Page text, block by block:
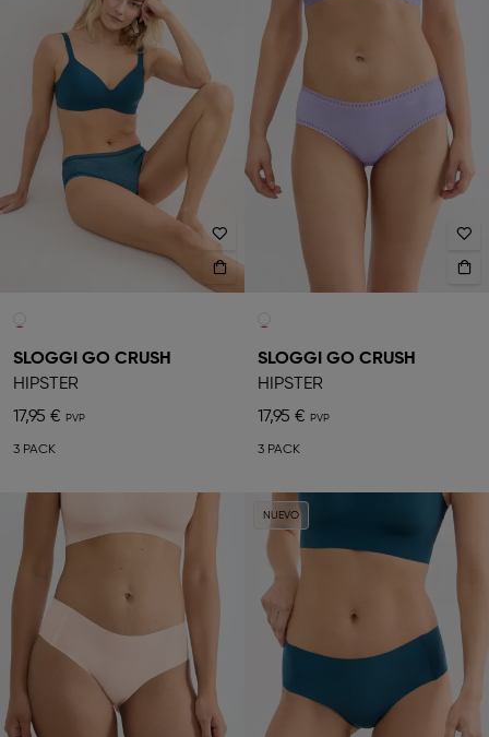
SLOGGI GO CRUSH
HIPSTER
17,95 €
3 PACK
SLOGGI GO CRUSH
HIPSTER
17,95 €
3 PACK
NUEVO